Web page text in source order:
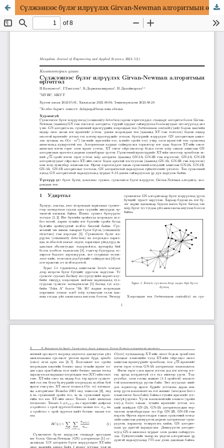
Сүлжээнээс бүлэг илрүүлэх Girvan-Newman алгоритмын өргөтгөл